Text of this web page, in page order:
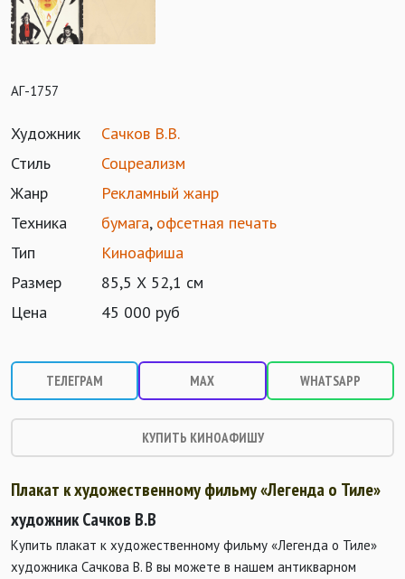
АГ-1757
Художник
Сачков В.В.
Стиль
Соцреализм
Жанр
Рекламный жанр
Техника
бумага, офсетная печать
Тип
Киноафиша
Размер
85,5 Х 52,1 см
Цена
45 000 руб
ТЕЛЕГРАМ MAX WHATSAPP
КУПИТЬ КИНОАФИШУ
Плакат к художественному фильму «Легенда о Тиле»
художник Сачков В.В
Купить плакат к художественному фильму «Легенда о Тиле»
художника Сачкова В. В вы можете в нашем антикварном